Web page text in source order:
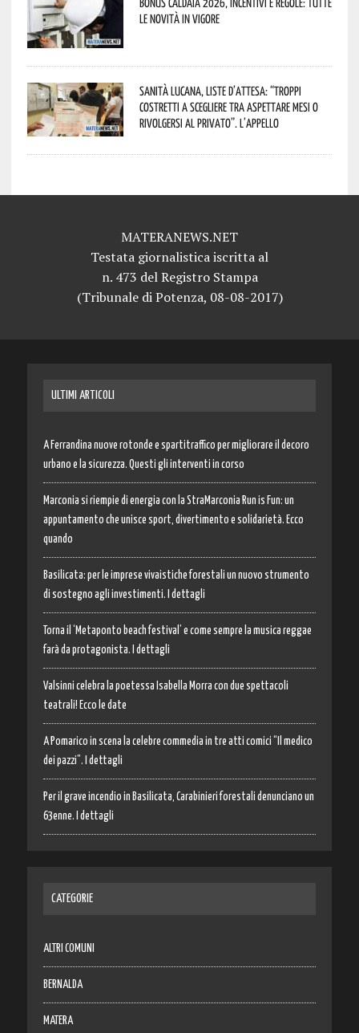
le novità in vigore
Sanità lucana, liste d’attesa: “Troppi
costretti a scegliere tra aspettare mesi o
rivolgersi al privato”. L’appello
MATERANEWS.NET
Testata giornalistica iscritta al
n. 473 del Registro Stampa
(Tribunale di Potenza, 08-08-2017)
ULTIMI ARTICOLI
A Ferrandina nuove rotonde e spartitraffico per migliorare il decoro
urbano e la sicurezza. Questi gli interventi in corso
Marconia si riempie di energia con la StraMarconia Run is Fun: un
appuntamento che unisce sport, divertimento e solidarietà. Ecco
quando
Basilicata: per le imprese vivaistiche forestali un nuovo strumento
di sostegno agli investimenti. I dettagli
Torna il ‘Metaponto beach festival’ e come sempre la musica reggae
farà da protagonista. I dettagli
Valsinni celebra la poetessa Isabella Morra con due spettacoli
teatrali! Ecco le date
A Pomarico in scena la celebre commedia in tre atti comici “Il medico
dei pazzi”. I dettagli
Per il grave incendio in Basilicata, Carabinieri forestali denunciano un
63enne. I dettagli
CATEGORIE
ALTRI COMUNI
BERNALDA
MATERA